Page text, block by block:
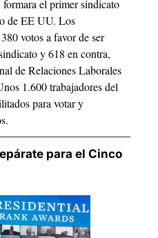
el primer sindicato
de EE UU. Los
votos a favor de ser
y 618 en contra,
de Relaciones Laborales
1.600 trabajadores del
para votar y
para el Cinco